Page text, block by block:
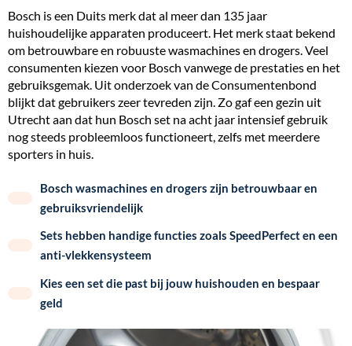
Bosch is een Duits merk dat al meer dan 135 jaar
huishoudelijke apparaten produceert. Het merk staat bekend
om betrouwbare en robuuste wasmachines en drogers. Veel
consumenten kiezen voor Bosch vanwege de prestaties en het
gebruiksgemak. Uit onderzoek van de Consumentenbond
blijkt dat gebruikers zeer tevreden zijn. Zo gaf een gezin uit
Utrecht aan dat hun Bosch set na acht jaar intensief gebruik
nog steeds probleemloos functioneert, zelfs met meerdere
sporters in huis.
Bosch wasmachines en drogers zijn betrouwbaar en
gebruiksvriendelijk
Sets hebben handige functies zoals SpeedPerfect en een
anti-vlekkensysteem
Kies een set die past bij jouw huishouden en bespaar
geld